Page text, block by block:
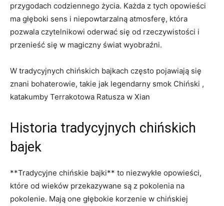
przygodach codziennego życia. Każda z ⁢tych opowieści
ma głęboki sens ⁣i niepowtarzalną atmosferę, ⁢która
pozwala czytelnikowi oderwać się od rzeczywistości i
przenieść się w⁢ magiczny świat wyobraźni.
W ​tradycyjnych chińskich​ bajkach często pojawiają się
znani bohaterowie, takie jak legendarny smok Chiński ,
katakumby Terrakotowa Ratusza w Xian
Historia tradycyjnych chińskich
bajek
**Tradycyjne chińskie bajki**⁣ to niezwykłe opowieści,
które​ od wieków przekazywane są z pokolenia na
pokolenie. Mają⁣ one głębokie korzenie w chińskiej